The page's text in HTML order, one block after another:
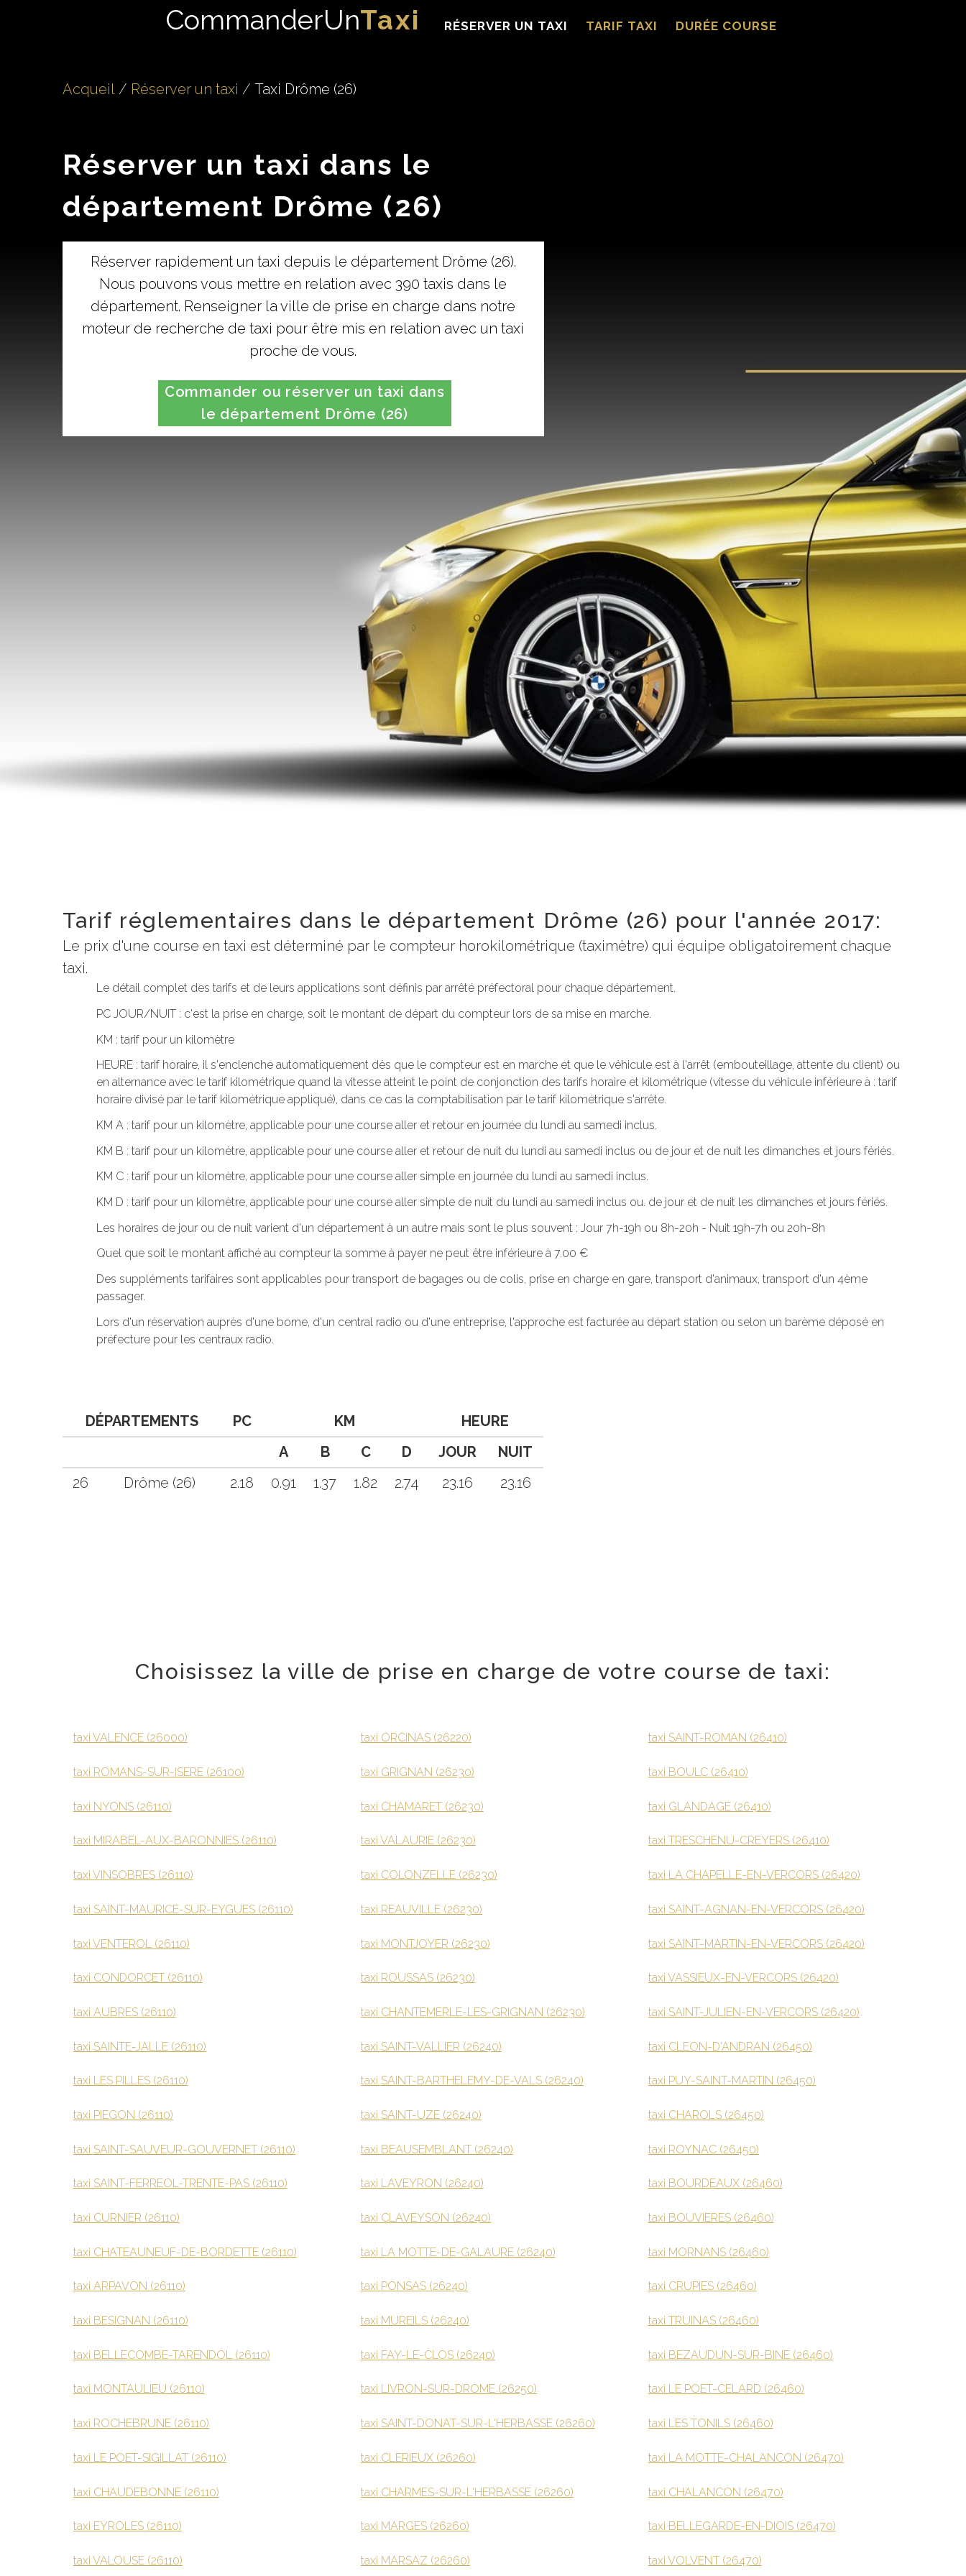
CommanderUnTaxi RÉSERVER UN TAXI TARIF TAXI DURÉE COURSE
Acqueil Réserver un taxi Taxi Drôme (26)
Réserver un taxi dans le
département Drôme (26)
Réserver rapidement un taxi depuis le département Drôme (26).
Nous pouvons vous mettre en relation avec 390 taxis dans le
département. Renseigner la ville de prise en charge dans notre
moteur de recherche de taxi pour être mis en relation avec un taxi
proche de vous.
Commander ou réserver un taxi dans
le département Drôme (26)
Tarif réglementaires dans le département Drôme (26) pour l'année 2017:
Le prix d'une course en taxi est déterminé par le compteur horokilométrique (taximètre) qui équipe obligatoirement chaque
taxi.
Le détail complet des tarifs et de leurs applications sont définis par arrêté préfectoral pour chaque département.
PC JOUR/NUIT : c'est la prise en charge, soit le montant de départ du compteur lors de sa mise en marche.
KM : tarif pour un kilomètre
HEURE : tarif horaire, il s'enclenche automatiquement dès que le compteur est en marche et que le véhicule est à l'arrêt (embouteillage, attente du client) ou
en alternance avec le tarif kilométrique quand la vitesse atteint le point de conjonction des tarifs horaire et kilométrique (vitesse du véhicule inférieure à : tarif
horaire divisé par le tarif kilométrique appliqué), dans ce cas la comptabilisation par le tarif kilométrique s'arrête.
KM A : tarif pour un kilomètre, applicable pour une course aller et retour en journée du lundi au samedi inclus.
KM B : tarif pour un kilomètre, applicable pour une course aller et retour de nuit du lundi au samedi inclus ou de jour et de nuit les dimanches et jours fériés.
KM C : tarif pour un kilomètre, applicable pour une course aller simple en journée du lundi au samedi inclus.
KM D : tarif pour un kilomètre, applicable pour une course aller simple de nuit du lundi au samedi inclus ou. de jour et de nuit les dimanches et jours fériés.
Les horaires de jour ou de nuit varient d'un département à un autre mais sont le plus souvent : Jour 7h-19h ou 8h-20h - Nuit 19h-7h ou 20h-8h
Quel que soit le montant affiché au compteur la somme à payer ne peut être inférieure à 7.00 €
Des suppléments tarifaires sont applicables pour transport de bagages ou de colis, prise en charge en gare, transport d'animaux, transport d'un 4ème
passager.
Lors d'un réservation auprès d'une borne, d'un central radio ou d'une entreprise, l'approche est facturée au départ station ou selon un barème déposé en
préfecture pour les centraux radio.
DÉPARTEMENTS PC KM
HEURE
A
B C D JOUR
NUIT
26
Drôme (26) 2.18 0.91 1.37 1.82 2.74 23.16 23.16
Choisissez la ville de prise en charge de votre course de taxi:
taxi VALENCE (26000)
taxi ROMANS-SUR-ISERE (26100)
taxi NYONS (26110)
taxi MIRABEL-AUX-BARONNIES (26110)
taxi VINSOBRES (26110)
taxi SAINT-MAURICE-SUR-EYGUES (26110)
taxi VENTEROL (26110)
taxi CONDORCET (26110)
taxi AUBRES (26110)
taxi SAINTE-JALLE (26110)
taxi LES PILLES (26110)
taxi PIEGON (26110)
taxi SAINT-SAUVEUR-GOUVERNET (26110)
taxi SAINT-FERREOL-TRENTE-PAS (26110)
taxi CURNIER (26110)
taxi CHATEAUNEUF-DE-BORDETTE (26110)
taxi ARPAVON (26110)
taxi BESIGNAN (26110)
taxi BELLECOMBE-TARENDOL (26110)
taxi MONTAULIEU (26110)
taxi ROCHEBRUNE (26110)
taxi LE POET-SIGILLAT (26110)
taxi CHAUDEBONNE (26110)
taxi EYROLES (26110)
taxi VALOUSE (26110)
taxi ORCINAS (26220)
taxi GRIGNAN (26230)
taxi CHAMARET (26230)
taxi VALAURIE (26230)
taxi COLONZELLE (26230)
taxi REAUVILLE (26230)
taxi MONTJOYER (26230)
taxi ROUSSAS (26230)
taxi CHANTEMERLE-LES-GRIGNAN (26230)
taxi SAINT-VALLIER (26240)
taxi SAINT-BARTHELEMY-DE-VALS (26240)
taxi SAINT-UZE (26240)
taxi BEAUSEMBLANT (26240)
taxi LAVEYRON (26240)
taxi CLAVEYSON (26240)
taxi LA MOTTE-DE-GALAURE (26240)
taxi PONSAS (26240)
taxi MUREILS (26240)
taxi FAY-LE-CLOS (26240)
taxi LIVRON-SUR-DROME (26250)
taxi SAINT-DONAT-SUR-L'HERBASSE (26260)
taxi CLERIEUX (26260)
taxi CHARMES-SUR-L'HERBASSE (26260)
taxi MARGES (26260)
taxi MARSAZ (26260)
taxi SAINT-ROMAN (26410)
taxi BOULC (26410)
taxi GLANDAGE (26410)
taxi TRESCHENU-CREYERS (26410)
taxi LA CHAPELLE-EN-VERCORS (26420)
taxi SAINT-AGNAN-EN-VERCORS (26420)
taxi SAINT-MARTIN-EN-VERCORS (26420)
taxi VASSIEUX-EN-VERCORS (26420)
taxi SAINT-JULIEN-EN-VERCORS (26420)
taxi CLEON-D'ANDRAN (26450)
taxi PUY-SAINT-MARTIN (26450)
taxi CHAROLS (26450)
taxi ROYNAC (26450)
taxi BOURDEAUX (26460)
taxi BOUVIERES (26460)
taxi MORNANS (26460)
taxi CRUPIES (26460)
taxi TRUINAS (26460)
taxi BEZAUDUN-SUR-BINE (26460)
taxi LE POET-CELARD (26460)
taxi LES TONILS (26460)
taxi LA MOTTE-CHALANCON (26470)
taxi CHALANCON (26470)
taxi BELLEGARDE-EN-DIOIS (26470)
taxi VOLVENT (26470)